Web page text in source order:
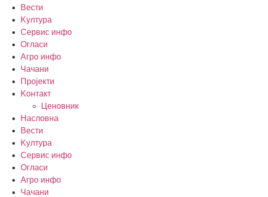
Вести
Kултура
Сервис инфо
Огласи
Агро инфо
Чачани
Пројекти
Kонтакт
Ценовник
Насловна
Вести
Kултура
Сервис инфо
Огласи
Агро инфо
Чачани